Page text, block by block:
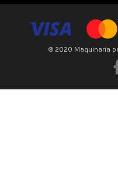
® 2020 Maquinaria